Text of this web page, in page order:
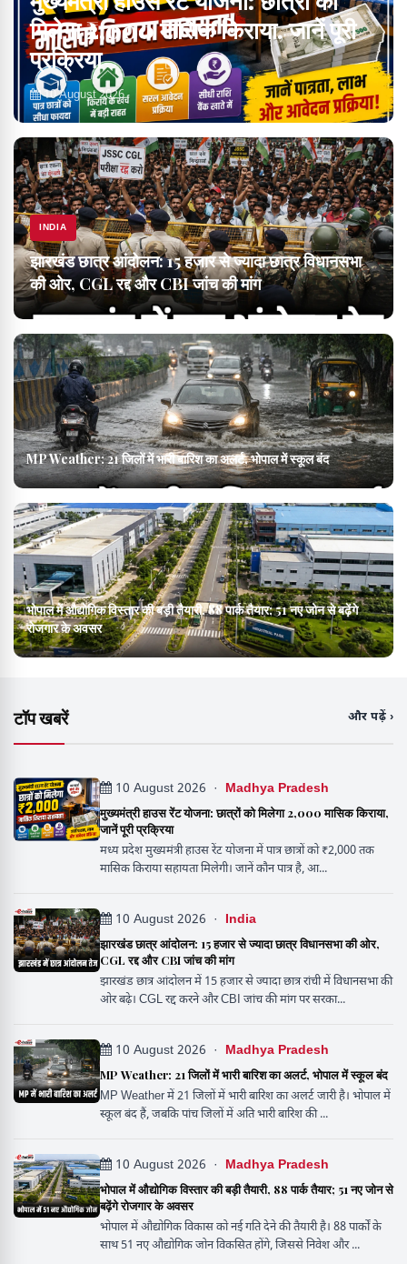
मिलेगा ₹2,000 मासिक किराया, जानें पूरी
प्रक्रिया
10 August 2026
INDIA
झारखंड छात्र आंदोलन: 15 हजार से ज्यादा छात्र विधानसभा
की ओर, CGL रद्द और CBI जांच की मांग
MP Weather: 21 जिलों में भारी बारिश का अलर्ट, भोपाल में स्कूल बंद
भोपाल में औद्योगिक विस्तार की बड़ी तैयारी, 88 पार्क तैयार; 51 नए जोन से बढ़ेंगे
रोजगार के अवसर
टॉप खबरें और पढ़ें ›
10 August 2026 · Madhya Pradesh
मुख्यमंत्री हाउस रेंट योजना: छात्रों को मिलेगा ₹2,000 मासिक किराया,
जानें पूरी प्रक्रिया
मध्य प्रदेश मुख्यमंत्री हाउस रेंट योजना में पात्र छात्रों को ₹2,000 तक
मासिक किराया सहायता मिलेगी। जानें कौन पात्र है, आ...
10 August 2026 · India
झारखंड छात्र आंदोलन: 15 हजार से ज्यादा छात्र विधानसभा की ओर,
CGL रद्द और CBI जांच की मांग
झारखंड छात्र आंदोलन में 15 हजार से ज्यादा छात्र रांची में विधानसभा की
ओर बढ़े। CGL रद्द करने और CBI जांच की मांग पर सरका...
10 August 2026 · Madhya Pradesh
MP Weather: 21 जिलों में भारी बारिश का अलर्ट, भोपाल में स्कूल बंद
MP Weather में 21 जिलों में भारी बारिश का अलर्ट जारी है। भोपाल में
स्कूल बंद हैं, जबकि पांच जिलों में अति भारी बारिश की ...
10 August 2026 · Madhya Pradesh
भोपाल में औद्योगिक विस्तार की बड़ी तैयारी, 88 पार्क तैयार; 51 नए जोन से
बढ़ेंगे रोजगार के अवसर
भोपाल में औद्योगिक विकास को नई गति देने की तैयारी है। 88 पार्कों के
साथ 51 नए औद्योगिक जोन विकसित होंगे, जिससे निवेश और ...